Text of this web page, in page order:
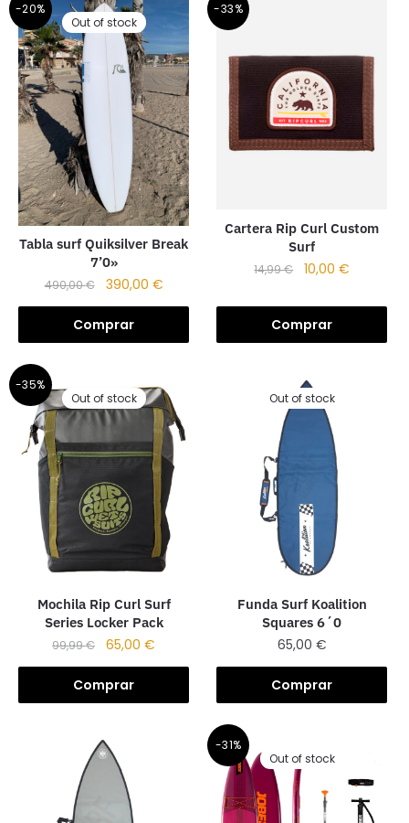
-20%
Out of stock
Tabla surf Quiksilver Break
7’0»
490,00€ 390,00 €
Comprar
-33%
Cartera Rip Curl Custom
Surf
14,99€ 10,00€
Comprar
-35%
Out of stock
Mochila Rip Curl Surf
Series Locker Pack
99,99€ 65,00€
Comprar
Out of stock
Funda Surf Koalition
Squares 6´0
65,00 €
Comprar
-31%
Out of stock